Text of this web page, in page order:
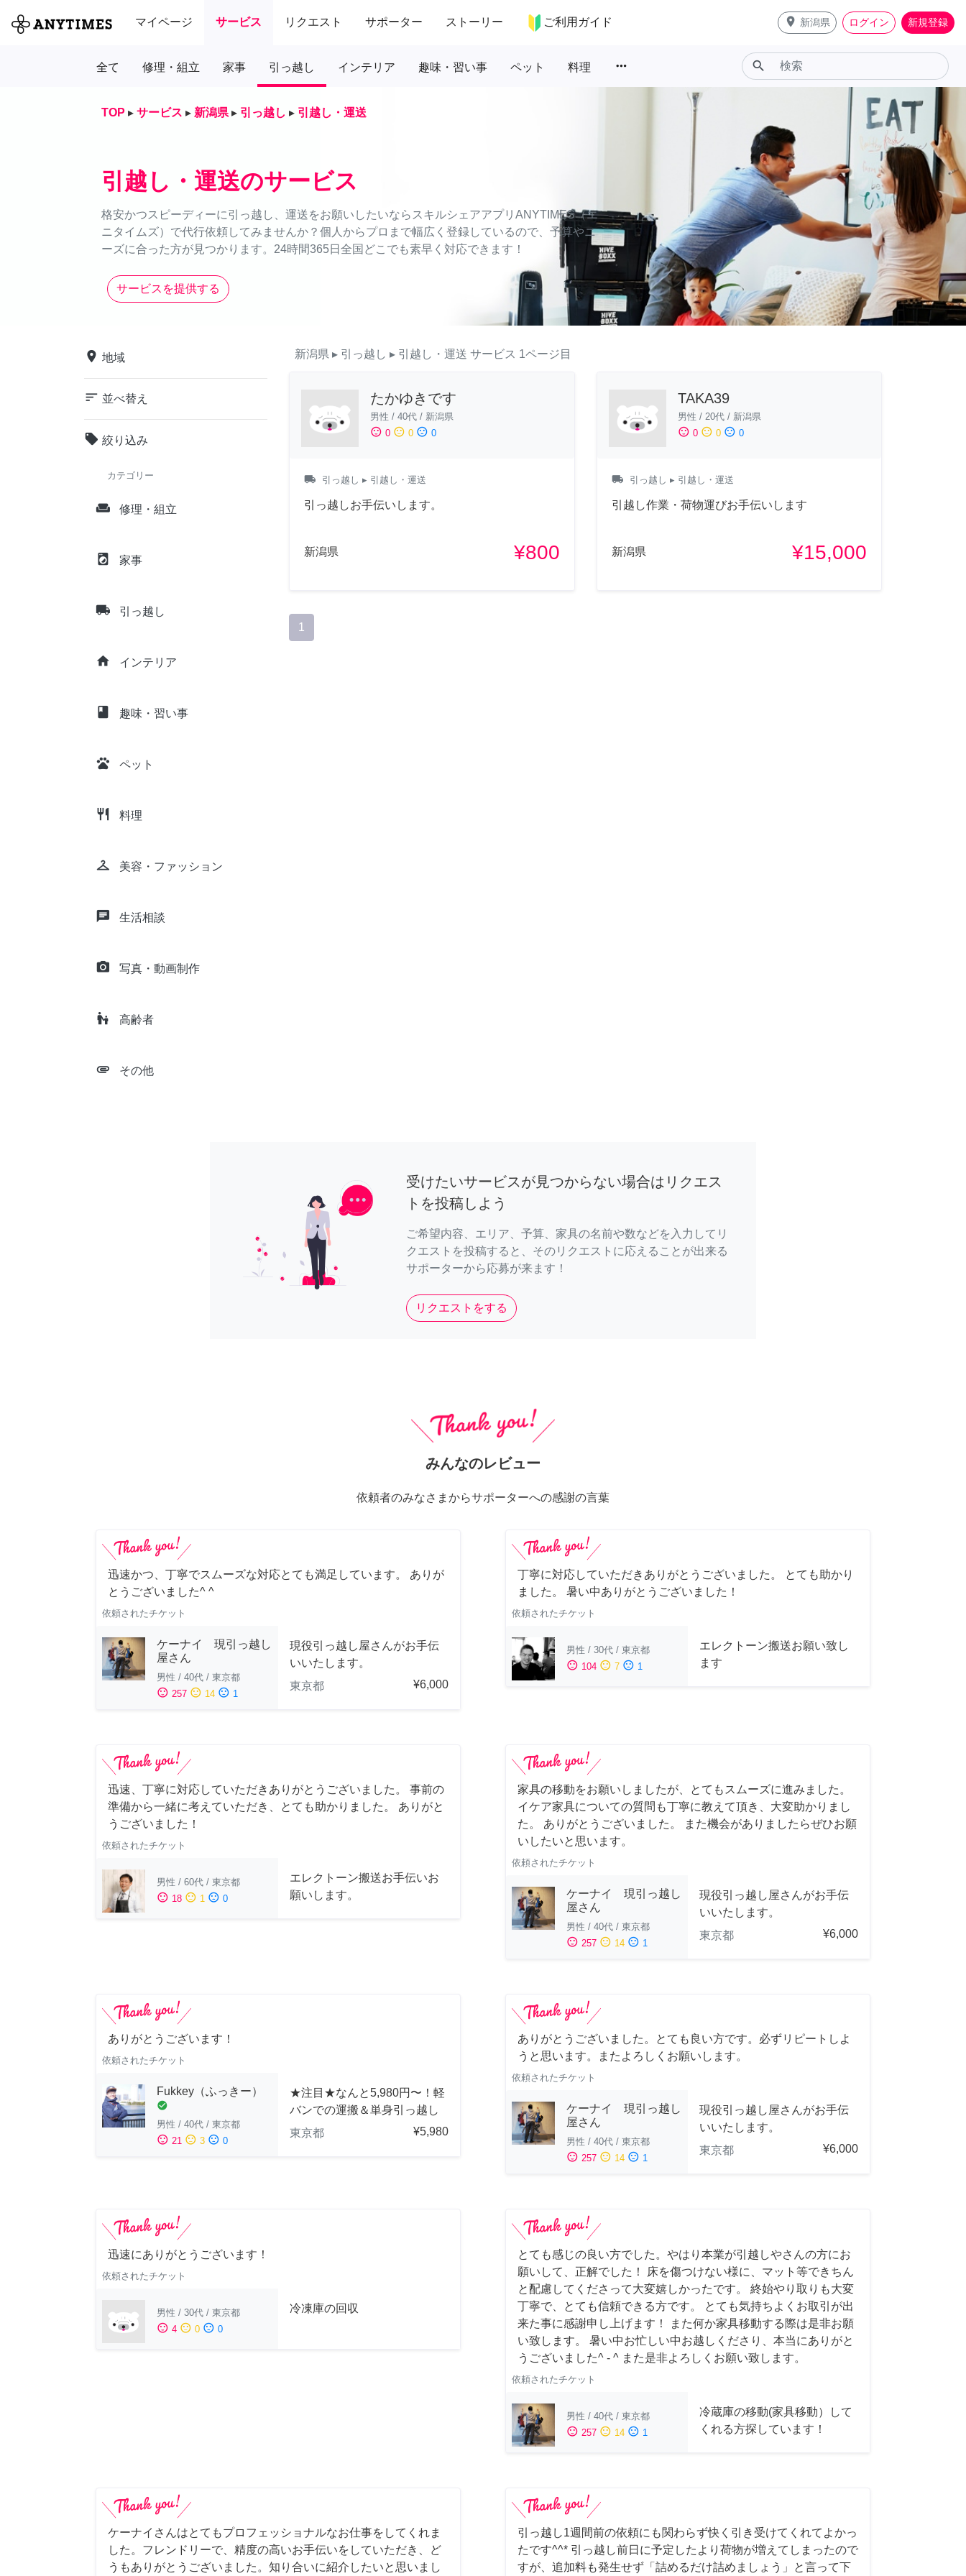
マイページ サービス リクエスト サポーター ストーリー ご利用ガイド place 新潟県 ログイン 新規登録
全て 修理・組立 家事 引っ越し インテリア 趣味・習い事 ペット 料理 more_horiz search
TOP ▸ サービス ▸ 新潟県 ▸ 引っ越し ▸ 引越し・運送
引越し・運送のサービス
格安かつスピーディーに引っ越し、運送をお願いしたいならスキルシェアアプリANYTIMES（エ
ニタイムズ）で代行依頼してみませんか？個人からプロまで幅広く登録しているので、予算やニ
ーズに合った方が見つかります。24時間365日全国どこでも素早く対応できます！
サービスを提供する
place 地域
sort 並べ替え
local_offer 絞り込み
カテゴリー
weekend 修理・組立
local_laundry_service 家事
local_shipping 引っ越し
home インテリア
class 趣味・習い事
pets ペット
restaurant 料理
checkroom 美容・ファッション
chat 生活相談
camera_alt 写真・動画制作
escalator_warning 高齢者
attachment その他
新潟県 ▸ 引っ越し ▸ 引越し・運送 サービス 1ページ目
たかゆきです
男性 / 40代 / 新潟県
sentiment_satisfied 0 sentiment_neutral 0 sentiment_dissatisfied 0
local_shipping 引っ越し ▸ 引越し・運送
引っ越しお手伝いします。
新潟県 ¥800
TAKA39
男性 / 20代/ 新潟県
sentiment_satisfied 0 sentiment_neutral 0 sentiment_dissatisfied 0
local_shipping 引っ越し ▸ 引越し・運送
引越し作業・荷物運びお手伝いします
新潟県 ¥15,000
1
受けたいサービスが見つからない場合はリクエス
トを投稿しよう
ご希望内容、エリア、予算、家具の名前や数などを入力してリ
クエストを投稿すると、そのリクエストに応えることが出来る
サポーターから応募が来ます！
リクエストをする
みんなのレビュー
依頼者のみなさまからサポーターへの感謝の言葉
迅速かつ、丁寧でスムーズな対応とても満足しています。 ありが
とうございました^ ^
依頼されたチケット
ケーナイ 現引っ越し
屋さん
男性 / 40代 / 東京都
sentiment_satisfied 257 sentiment_neutral 14 sentiment_dissatisfied 1
現役引っ越し屋さんがお手伝
いいたします。
東京都
¥6,000
丁寧に対応していただきありがとうございました。 とても助かり
ました。 暑い中ありがとうございました！
依頼されたチケット
男性 / 30代 / 東京都
sentiment_satisfied 104 sentiment_neutral 7 sentiment_dissatisfied 1
エレクトーン搬送お願い致し
ます
迅速、丁寧に対応していただきありがとうございました。 事前の
準備から一緒に考えていただき、とても助かりました。 ありがと
うございました！
依頼されたチケット
男性 / 60代 / 東京都
sentiment_satisfied 18 sentiment_neutral 1 sentiment_dissatisfied 0
エレクトーン搬送お手伝いお
願いします。
家具の移動をお願いしましたが、とてもスムーズに進みました。
イケア家具についての質問も丁寧に教えて頂き、大変助かりまし
た。 ありがとうございました。 また機会がありましたらぜひお願
いしたいと思います。
依頼されたチケット
ケーナイ 現引っ越し
屋さん
男性 / 40代 / 東京都
sentiment_satisfied 257 sentiment_neutral 14 sentiment_dissatisfied 1
現役引っ越し屋さんがお手伝
いいたします。
東京都
¥6,000
ありがとうございます！
依頼されたチケット
Fukkey（ふっきー）
check_circle
男性 / 40代 / 東京都
sentiment_satisfied 21 sentiment_neutral 3 sentiment_dissatisfied 0
★注目★なんと5,980円〜！軽
バンでの運搬＆単身引っ越し
東京都
¥5,980
ありがとうございました。とても良い方です。必ずリピートしよ
うと思います。またよろしくお願いします。
依頼されたチケット
ケーナイ 現引っ越し
屋さん
男性 / 40代 / 東京都
sentiment_satisfied 257 sentiment_neutral 14 sentiment_dissatisfied 1
現役引っ越し屋さんがお手伝
いいたします。
東京都
¥6,000
迅速にありがとうございます！
依頼されたチケット
男性 / 30代 / 東京都
sentiment_satisfied 4 sentiment_neutral 0 sentiment_dissatisfied 0
冷凍庫の回収
とても感じの良い方でした。やはり本業が引越しやさんの方にお
願いして、正解でした！ 床を傷つけない様に、マット等できちん
と配慮してくださって大変嬉しかったです。 終始やり取りも大変
丁寧で、とても信頼できる方です。 とても気持ちよくお取引が出
来た事に感謝申し上げます！ また何か家具移動する際は是非お願
い致します。 暑い中お忙しい中お越しくださり、本当にありがと
うございました^ - ^ また是非よろしくお願い致します。
依頼されたチケット
男性 / 40代 / 東京都
sentiment_satisfied 257 sentiment_neutral 14 sentiment_dissatisfied 1
冷蔵庫の移動(家具移動）して
くれる方探しています！
ケーナイさんはとてもプロフェッショナルなお仕事をしてくれま
した。フレンドリーで、精度の高いお手伝いをしていただき、ど
うもありがとうございました。知り合いに紹介したいと思いまし
引っ越し1週間前の依頼にも関わらず快く引き受けてくれてよかっ
たです^^* 引っ越し前日に予定したより荷物が増えてしまったので
すが、追加料も発生せず「詰めるだけ詰めましょう」と言って下